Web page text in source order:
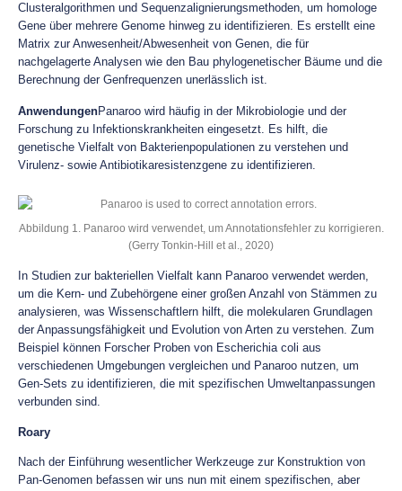
Clusteralgorithmen und Sequenzalignierungsmethoden, um homologe
Gene über mehrere Genome hinweg zu identifizieren. Es erstellt eine
Matrix zur Anwesenheit/Abwesenheit von Genen, die für
nachgelagerte Analysen wie den Bau phylogenetischer Bäume und die
Berechnung der Genfrequenzen unerlässlich ist.
AnwendungenPanaroo wird häufig in der Mikrobiologie und der
Forschung zu Infektionskrankheiten eingesetzt. Es hilft, die
genetische Vielfalt von Bakterienpopulationen zu verstehen und
Virulenz- sowie Antibiotikaresistenzgene zu identifizieren.
Abbildung 1. Panaroo wird verwendet, um Annotationsfehler zu korrigieren.
(Gerry Tonkin-Hill et al., 2020)
In Studien zur bakteriellen Vielfalt kann Panaroo verwendet werden,
um die Kern- und Zubehörgene einer großen Anzahl von Stämmen zu
analysieren, was Wissenschaftlern hilft, die molekularen Grundlagen
der Anpassungsfähigkeit und Evolution von Arten zu verstehen. Zum
Beispiel können Forscher Proben von Escherichia coli aus
verschiedenen Umgebungen vergleichen und Panaroo nutzen, um
Gen-Sets zu identifizieren, die mit spezifischen Umweltanpassungen
verbunden sind.
Roary
Nach der Einführung wesentlicher Werkzeuge zur Konstruktion von
Pan-Genomen befassen wir uns nun mit einem spezifischen, aber